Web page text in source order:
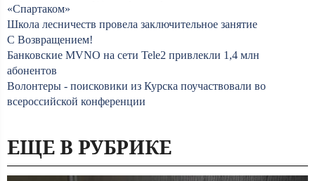
«Спартаком»
Школа лесничеств провела заключительное занятие
С Возвращением!
Банковские MVNO на сети Tele2 привлекли 1,4 млн
абонентов
Волонтеры - поисковики из Курска поучаствовали во
всероссийской конференции
ЕЩЕ В РУБРИКЕ